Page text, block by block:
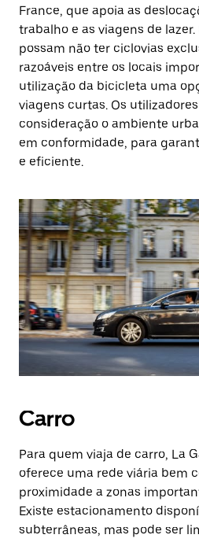
France, que apoia as
trabalho e as viagens de
possam não ter ciclovias
razoáveis entre os locais
utilização da bicicleta uma
viagens curtas. Os
consideração o ambiente
em conformidade, para
e eficiente.
Carro
Para quem viaja de carro, La
oferece uma rede viária bem
proximidade a zonas
Existe estacionamento
subterrâneas, mas pode ser